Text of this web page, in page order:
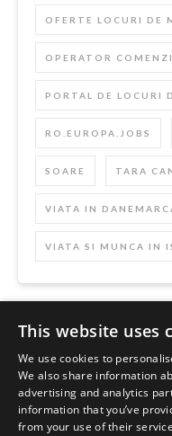
OFERTE LOCURI DE
OPERATOR COMENZI
PORTAL DE LOCURI
RO.EUROPA.JOBS
SOARE TARA
VIATA IN
VIATA SI MUNCA IN
This website uses
We use cookies to
We also share information
advertising and analytics
information that you’ve
from your use of their